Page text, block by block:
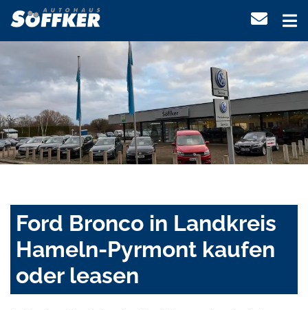
Ford Bronco in Landkreis
Hameln-Pyrmont kaufen
oder leasen